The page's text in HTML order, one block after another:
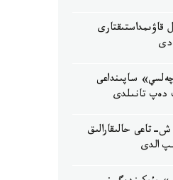
قاۋىمداستىقتارى
ساپىنداعى
دەپ تانىلدى
تاعى حالىقارالىق